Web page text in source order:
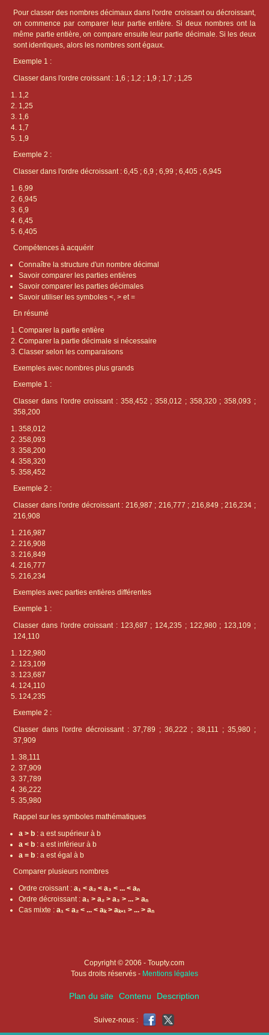
Pour classer des nombres décimaux dans l'ordre croissant ou décroissant,
on commence par comparer leur partie entière. Si deux nombres ont la
même partie entière, on compare ensuite leur partie décimale. Si les deux
sont identiques, alors les nombres sont égaux.
Exemple 1 :
Classer dans l'ordre croissant : 1,6 ; 1,2 ; 1,9 ; 1,7 ; 1,25
1,2
1,25
1,6
1,7
1,9
Exemple 2 :
Classer dans l'ordre décroissant : 6,45 ; 6,9 ; 6,99 ; 6,405 ; 6,945
6,99
6,945
6,9
6,45
6,405
Compétences à acquérir
Connaître la structure d'un nombre décimal
Savoir comparer les parties entières
Savoir comparer les parties décimales
Savoir utiliser les symboles <, > et =
En résumé
Comparer la partie entière
Comparer la partie décimale si nécessaire
Classer selon les comparaisons
Exemples avec nombres plus grands
Exemple 1 :
Classer dans l'ordre croissant : 358,452 ; 358,012 ; 358,320 ; 358,093 ;
358,200
358,012
358,093
358,200
358,320
358,452
Exemple 2 :
Classer dans l'ordre décroissant : 216,987 ; 216,777 ; 216,849 ; 216,234 ;
216,908
216,987
216,908
216,849
216,777
216,234
Exemples avec parties entières différentes
Exemple 1 :
Classer dans l'ordre croissant : 123,687 ; 124,235 ; 122,980 ; 123,109 ;
124,110
122,980
123,109
123,687
124,110
124,235
Exemple 2 :
Classer dans l'ordre décroissant : 37,789 ; 36,222 ; 38,111 ; 35,980 ;
37,909
38,111
37,909
37,789
36,222
35,980
Rappel sur les symboles mathématiques
a > b : a est supérieur à b
a < b : a est inférieur à b
a = b : a est égal à b
Comparer plusieurs nombres
Ordre croissant :a₁ < a₂ < a₃ < ... < aₙ
Ordre décroissant :a₁ > a₂ > a₃ > ... > aₙ
Cas mixte :a₁ < a₂ < ... < aₖ > aₖ₊₁ > ... > aₙ
Copyright © 2006 - Toupty.com
Tous droits réservés - Mentions légales
Plan du site Contenu Description
Suivez-nous :